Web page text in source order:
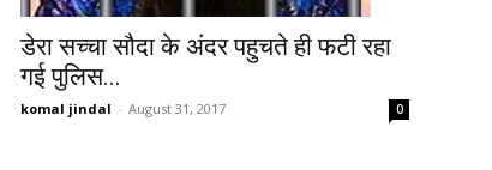
डेरा सच्चा सौदा के अंदर पहुचते ही फटी रहा
गई पुलिस...
komal jindal - August 31, 2017 0